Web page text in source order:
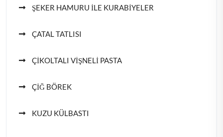
ŞEKER HAMURU İLE KURABİYELER
ÇATAL TATLISI
ÇİKOLTALI VİŞNELİ PASTA
ÇİĞ BÖREK
KUZU KÜLBASTI